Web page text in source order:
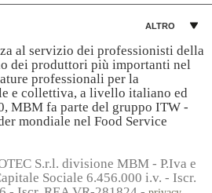
ALTRO
al servizio dei professionisti della
dei produttori più importanti nel
professionali per la
e collettiva, a livello italiano ed
MBM fa parte del gruppo ITW -
mondiale nel Food Service
S.r.l. divisione MBM - P.Iva e
Sociale 6.456.000 i.v. - Iscr.